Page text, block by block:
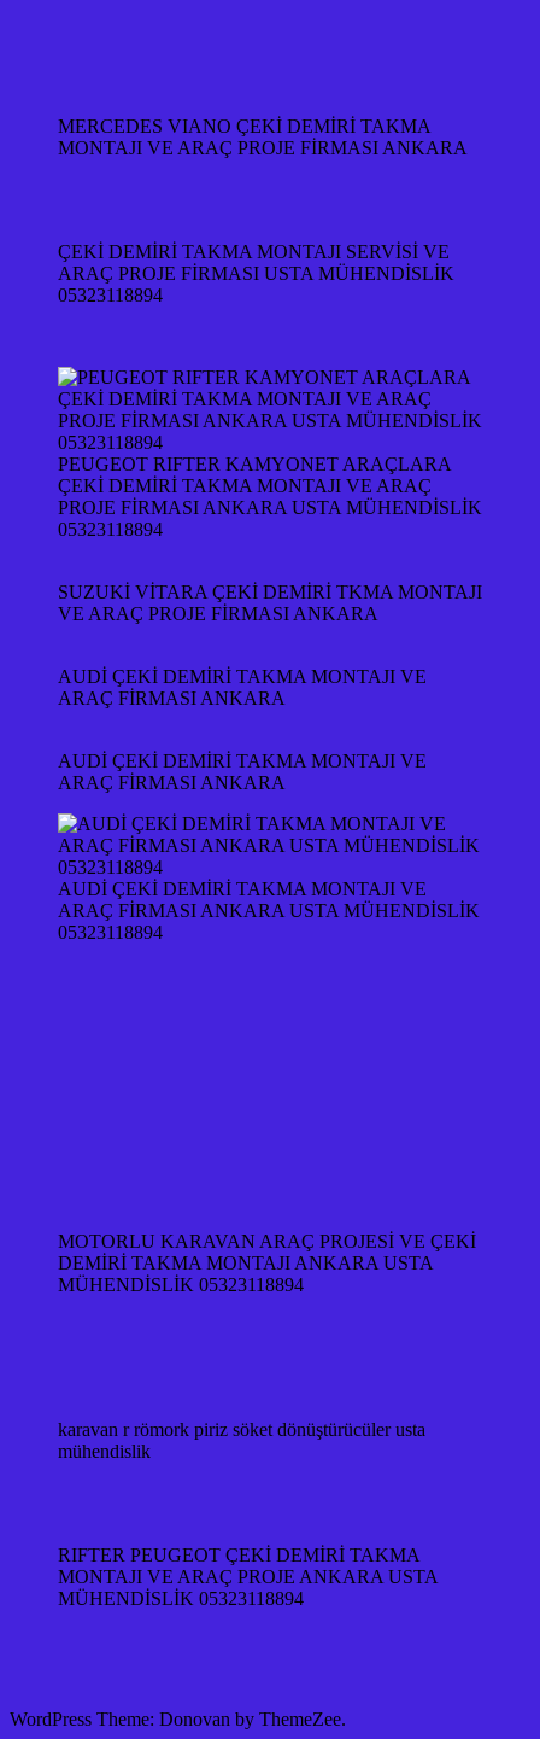
MERCEDES VIANO ÇEKİ DEMİRİ TAKMA
MONTAJI VE ARAÇ PROJE FİRMASI ANKARA
ÇEKİ DEMİRİ TAKMA MONTAJI SERVİSİ VE
ARAÇ PROJE FİRMASI USTA MÜHENDİSLİK
05323118894
PEUGEOT RIFTER KAMYONET ARAÇLARA
ÇEKİ DEMİRİ TAKMA MONTAJI VE ARAÇ
PROJE FİRMASI ANKARA USTA MÜHENDİSLİK
05323118894
SUZUKİ VİTARA ÇEKİ DEMİRİ TKMA MONTAJI
VE ARAÇ PROJE FİRMASI ANKARA
AUDİ ÇEKİ DEMİRİ TAKMA MONTAJI VE
ARAÇ FİRMASI ANKARA
AUDİ ÇEKİ DEMİRİ TAKMA MONTAJI VE
ARAÇ FİRMASI ANKARA
AUDİ ÇEKİ DEMİRİ TAKMA MONTAJI VE
ARAÇ FİRMASI ANKARA USTA MÜHENDİSLİK
05323118894
MOTORLU KARAVAN ARAÇ PROJESİ VE ÇEKİ
DEMİRİ TAKMA MONTAJI ANKARA USTA
MÜHENDİSLİK 05323118894
karavan r römork piriz söket dönüştürücüler usta
mühendislik
RIFTER PEUGEOT ÇEKİ DEMİRİ TAKMA
MONTAJI VE ARAÇ PROJE ANKARA USTA
MÜHENDİSLİK 05323118894
WordPress Theme: Donovan by ThemeZee.